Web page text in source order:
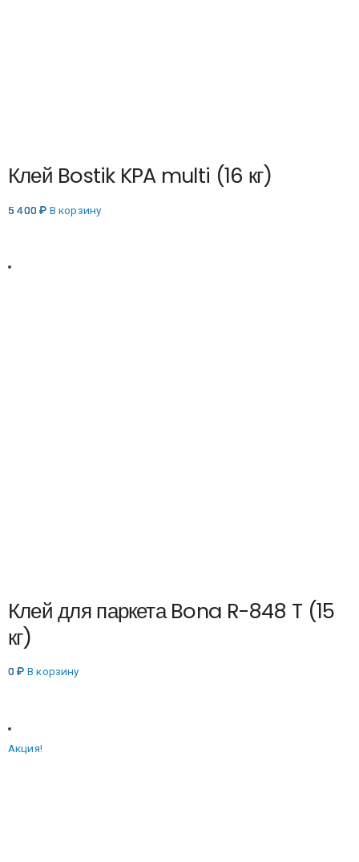
Клей Bostik KPA multi (16 кг)
5 400₽ В корзину
Клей для паркета Bona R-848 T (15
кг)
0₽ В корзину
Акция!